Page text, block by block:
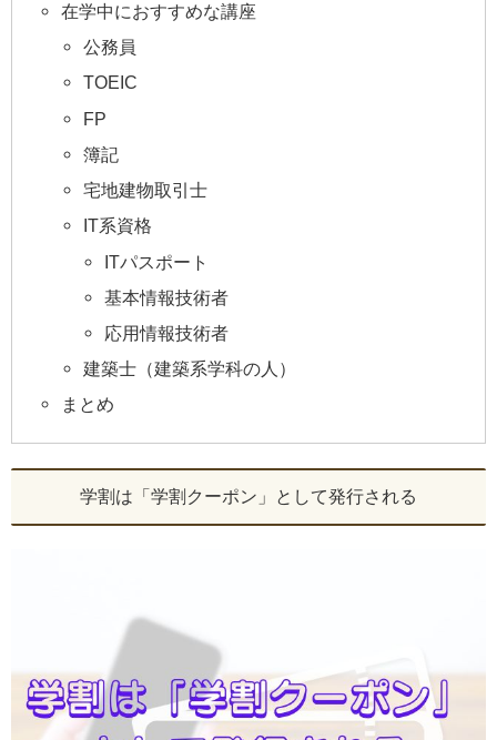
在学中におすすめな講座
公務員
TOEIC
FP
簿記
宅地建物取引士
IT系資格
ITパスポート
基本情報技術者
応用情報技術者
建築士（建築系学科の人）
まとめ
学割は「学割クーポン」として発行される